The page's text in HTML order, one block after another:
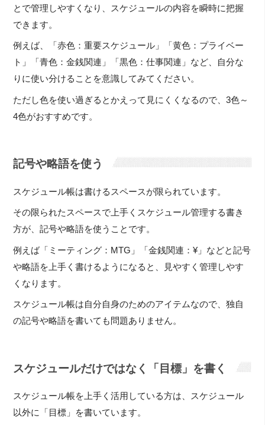
とで管理しやすくなり、スケジュールの内容を瞬時に把握
できます。
例えば、「赤色：重要スケジュール」「黄色：プライベー
ト」「青色：金銭関連」「黒色：仕事関連」など、自分な
りに使い分けることを意識してみてください。
ただし色を使い過ぎるとかえって見にくくなるので、3色～
4色がおすすめです。
記号や略語を使う
スケジュール帳は書けるスペースが限られています。
その限られたスペースで上手くスケジュール管理する書き
方が、記号や略語を使うことです。
例えば「ミーティング：MTG」「金銭関連：¥」などと記号
や略語を上手く書けるようになると、見やすく管理しやす
くなります。
スケジュール帳は自分自身のためのアイテムなので、独自
の記号や略語を書いても問題ありません。
スケジュールだけではなく「目標」を書く
スケジュール帳を上手く活用している方は、スケジュール
以外に「目標」を書いています。